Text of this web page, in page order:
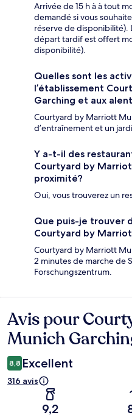
Arrivée de 15 h à à tout
demandé si vous
réserve de disponibilité).
départ tardif est offert
disponibilité).
Quelles sont les
l’établissement
Garching et aux
Courtyard by Marriott
d’entraînement et un
Y a-t-il des
Courtyard by
proximité?
Oui, vous trouverez un
Que puis-je trouver
Courtyard by
Courtyard by Marriott
2 minutes de marche de
Forschungszentrum.
Avis
Avis pour
Munich
8,8 Excellent
316 avis
9,2